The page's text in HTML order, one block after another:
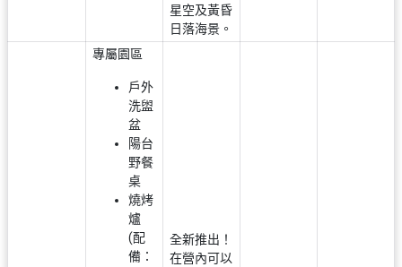
星空及黃昏
日落海景。
專屬園區
戶外
洗盥
盆
陽台
野餐
桌
燒烤
爐
(配
備：
全新推出！
在營內可以